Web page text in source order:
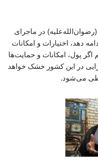
در ماجرای
دهد، اختیارات و امکانات
پول، امکانات و حمایت‌ها
در این کشور خشک خواهد
طی می‌شود.